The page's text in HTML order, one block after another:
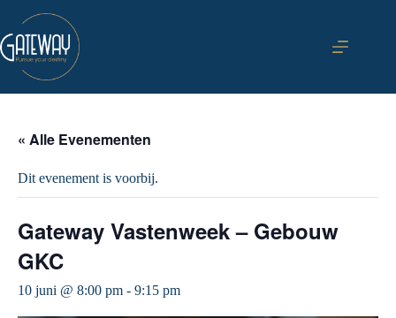
naar
de
inhoud
« Alle Evenementen
Dit evenement is voorbij.
Gateway Vastenweek – Gebouw
GKC
10 juni @ 8:00 pm - 9:15 pm